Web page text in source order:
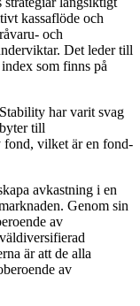
kassaflöde och
och
Det leder till
som finns på
har varit svag
till
fond, vilket är en fond-
avkastning i en
Genom sin
av
är att de alla
av